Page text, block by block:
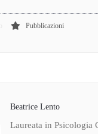
Pubblicazioni
Beatrice Lento
Laureata in Psicologia